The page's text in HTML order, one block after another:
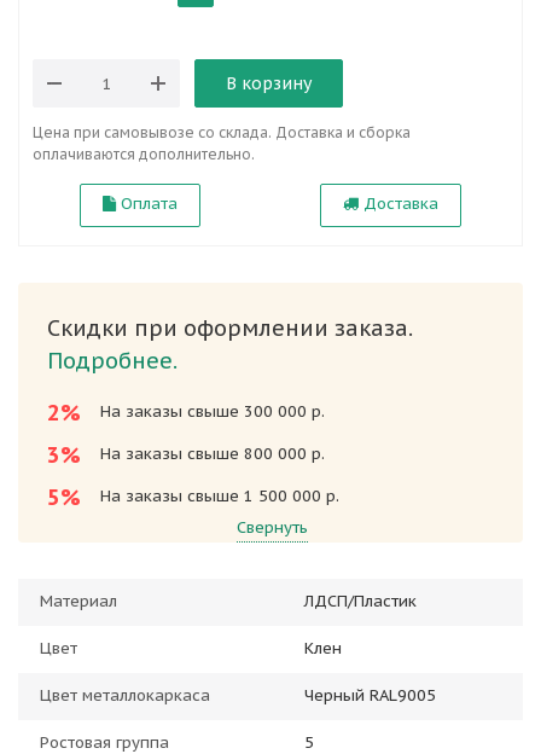
В корзину
Цена при самовывозе со склада. Доставка и сборка
оплачиваются дополнительно.
Оплата Доставка
Скидки при оформлении заказа.
Подробнее.
2%
На заказы свыше 300 000 р.
3% На заказы свыше 800 000 р.
5%
На заказы свыше 1 500 000 р.
Свернуть
Материал ЛДСП/Пластик
Цвет Клен
Цвет металлокаркаса Черный RAL9005
Ростовая группа 5